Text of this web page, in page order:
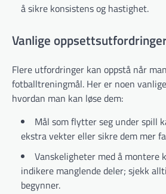
å sikre konsistens og hastighet.
Vanlige
Flere utfordringer kan oppstå når
fotballtreningmål. Her er noen
hvordan man kan løse dem:
Mål som flytter seg under spill
ekstra vekter eller sikre dem mer
Vanskeligheter med å montere
indikere manglende deler; sjekk
begynner.